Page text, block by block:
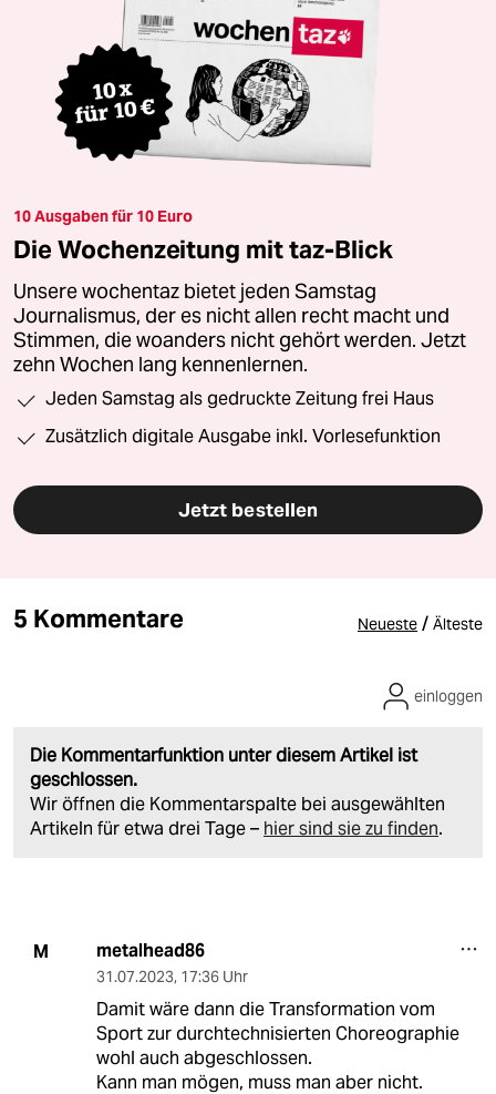
10 Ausgaben für 10 Euro
Die Wochenzeitung mit taz-Blick
Unsere wochentaz bietet jeden Samstag
Journalismus, der es nicht allen recht macht und
Stimmen, die woanders nicht gehört werden. Jetzt
zehn Wochen lang kennenlernen.
Jeden Samstag als gedruckte Zeitung frei Haus
Zusätzlich digitale Ausgabe inkl. Vorlesefunktion
Jetzt bestellen
5 Kommentare Neueste / Älteste
Die Kommentarfunktion unter diesem Artikel ist
geschlossen.
Wir öffnen die Kommentarspalte bei ausgewählten
Artikeln für etwa drei Tage – hier sind sie zu finden.
einloggen
M metalhead86
31.07.2023, 17:36 Uhr
Damit wäre dann die Transformation vom
Sport zur durchtechnisierten Choreographie
wohl auch abgeschlossen.
Kann man mögen, muss man aber nicht.